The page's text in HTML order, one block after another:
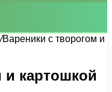
/Вареники с творогом и
и картошкой